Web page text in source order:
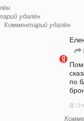
удалён
Комментарий удалён
по
#